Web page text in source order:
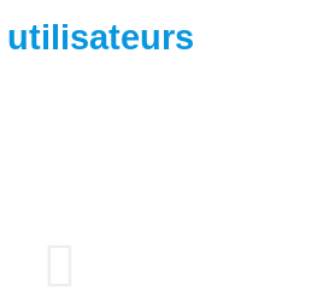
utilisateurs